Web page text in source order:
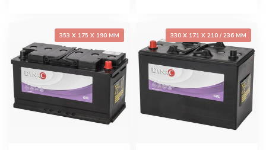
353 X 175 X 190 MM 330 X 171 X 210 / 236 MM